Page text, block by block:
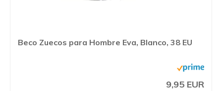
Beco Zuecos para Hombre Eva, Blanco, 38 EU
9,95 EUR